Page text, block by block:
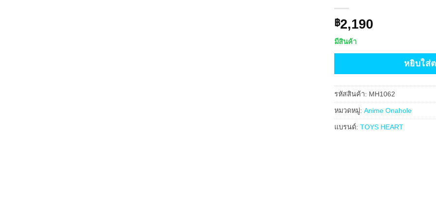
฿2,190
มีสินค้า
หยิบใส่
รหัสสินค้า: MH1062
หมวดหมู่: Anime Onahole
แบรนด์: TOYS HEART